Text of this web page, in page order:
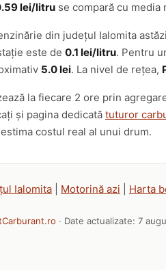
lei/litru se compară cu media
din județul Ialomita
este de 0.1 lei/litru. Pentru
5.0 lei. La nivel de rețea,
la fiecare 2 ore prin
și pagina dedicată tuturor
costul real al unui drum.
Ialomita Motorină azi Harta
· Date actualizate: 7